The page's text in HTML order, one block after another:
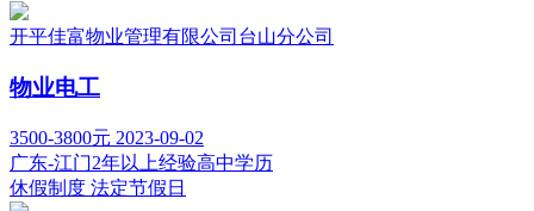
开平佳富物业管理有限公司台山分公司
物业电工
3500-3800元 2023-09-02
广东-江门2年以上经验高中学历
休假制度 法定节假日